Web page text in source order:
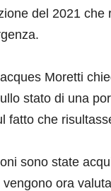
del 2021 che
Moretti
stato di una
fatto che
sono state
ora